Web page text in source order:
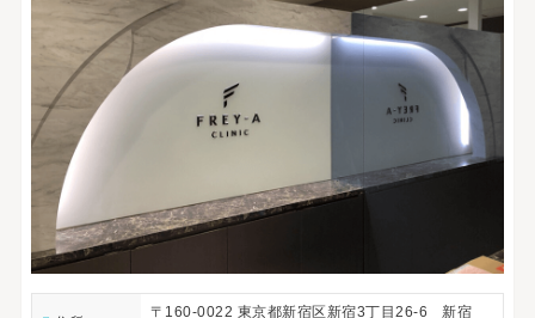
〒160-0022 東京都新宿区新宿3丁目26-6 新宿